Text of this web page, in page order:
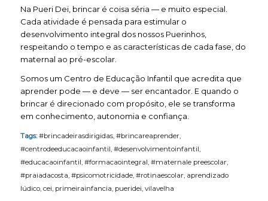
Na Pueri Dei, brincar é coisa séria — e muito especial.
Cada atividade é pensada para estimular o
desenvolvimento integral dos nossos Puerinhos,
respeitando o tempo e as características de cada fase, do
maternal ao pré-escolar.
Somos um Centro de Educação Infantil que acredita que
aprender pode — e deve — ser encantador. E quando o
brincar é direcionado com propósito, ele se transforma
em conhecimento, autonomia e confiança.
Tags: #brincadeirasdirigidas, #brincareaprender,
#centrodeeducacaoinfantil, #desenvolvimentoinfantil,
#educacaoinfantil, #formacaointegral, #maternale preescolar,
#praiadacosta, #psicomotricidade, #rotinaescolar, aprendizado
lúdico, cei, primeirainfancia, pueridei, vilavelha